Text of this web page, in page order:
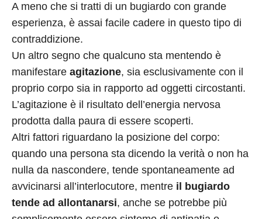
A meno che si tratti di un bugiardo con grande
esperienza, è assai facile cadere in questo tipo di
contraddizione.
Un altro segno che qualcuno sta mentendo è
manifestare agitazione, sia esclusivamente con il
proprio corpo sia in rapporto ad oggetti circostanti.
L’agitazione è il risultato dell’energia nervosa
prodotta dalla paura di essere scoperti.
Altri fattori riguardano la posizione del corpo:
quando una persona sta dicendo la verità o non ha
nulla da nascondere, tende spontaneamente ad
avvicinarsi all’interlocutore, mentre il bugiardo
tende ad allontanarsi, anche se potrebbe più